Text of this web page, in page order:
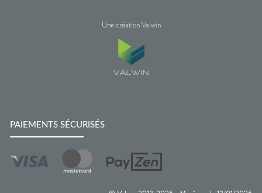
Une création Valwin
PAIEMENTS SÉCURISÉS